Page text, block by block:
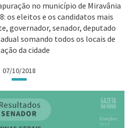
no município de Miravânia
os eleitos e os candidatos mais
governador, senador, deputado
somando todos os locais de
da cidade
07/10/2018